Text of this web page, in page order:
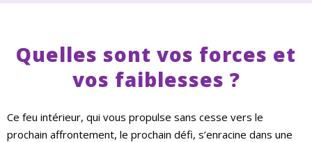
Quelles sont vos forces et
vos faiblesses ?
Ce feu intérieur, qui vous propulse sans cesse vers le
prochain affrontement, le prochain défi, s’enracine dans une